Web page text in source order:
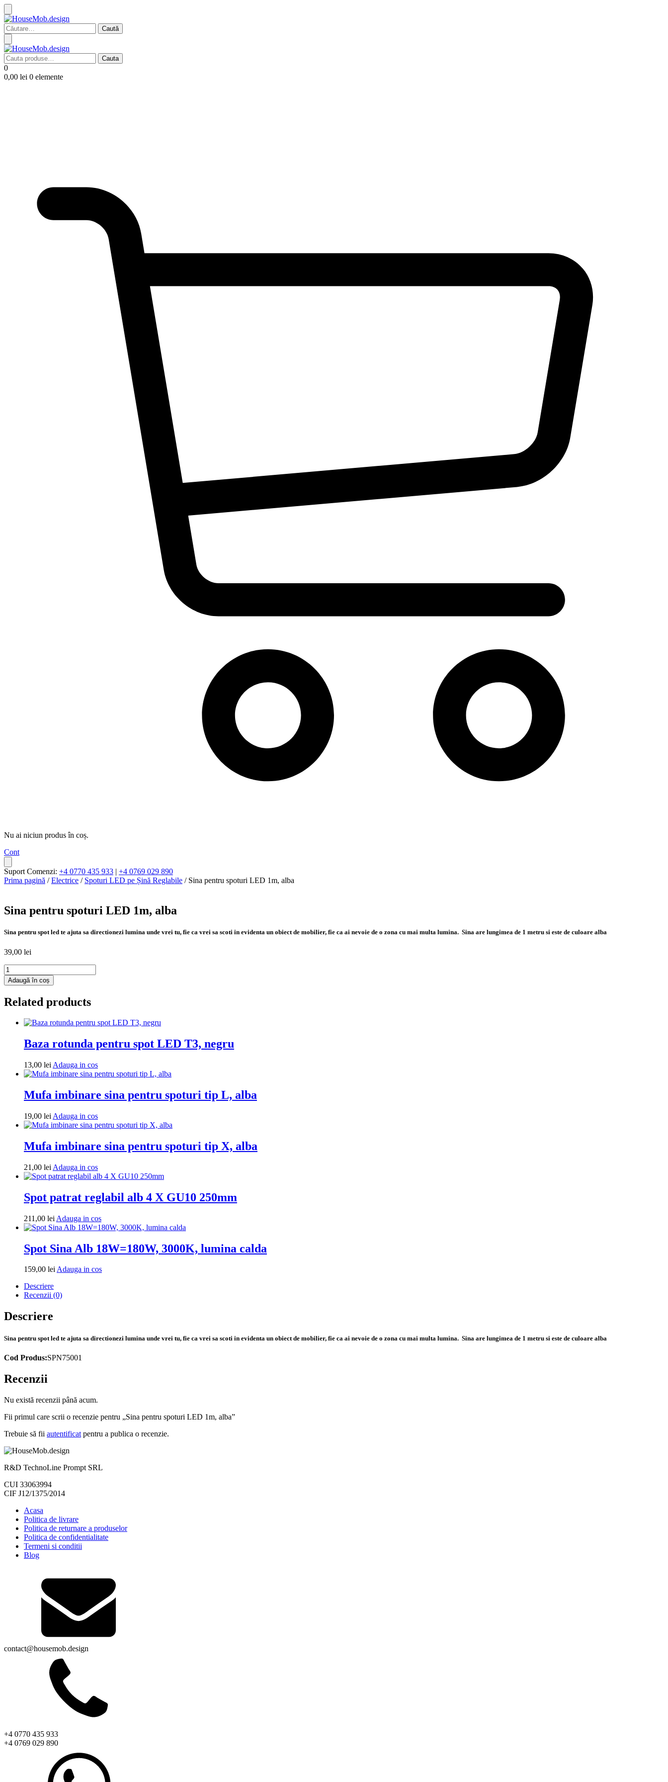
Caută
după:
Cauta
după:
Cauta
0
0,00 lei 0 elemente
Nu ai niciun produs în coș.
Cont
Suport Comenzi: +4 0770 435 933 | +4 0769 029 890
Prima pagină /Electrice / Spoturi LED pe Șină Reglabile / Sina pentru spoturi LED 1m, alba
Sina pentru spoturi LED 1m, alba
Sina pentru spot led te ajuta sa directionezi lumina unde vrei tu, fie ca vrei sa scoti in evidenta un obiect de mobilier, fie ca ai nevoie de o zona cu mai multa lumina. Sina are lungimea de 1 metru si este de culoare alba
39,00 lei
Cantitate
Sina
pentru
LED
alba
Adaugă în coș
Related products
Baza rotunda pentru spot LED T3, negru
13,00 lei Adauga in cosAdauga
in
Mufa imbinare sina pentru spoturi tip L, alba
19,00 lei Adauga in cosAdauga
in
Mufa imbinare sina pentru spoturi tip X, alba
21,00 lei Adauga in cosAdauga
in
Spot patrat reglabil alb 4 X GU10 250mm
211,00 lei Adauga in cosAdauga
in
Spot Sina Alb 18W=180W, 3000K, lumina calda
159,00 leiAdauga in cosAdauga
Descriere
Recenzii (0)
Descriere
Sina pentru spot led te ajuta sa directionezi lumina unde vrei tu, fie ca vrei sa scoti in evidenta un obiect de mobilier, fie ca ai nevoie de o zona cu mai multa lumina. Sina are lungimea de 1 metru si este de culoare alba
Cod Produs:SPN75001
Recenzii
Nu există recenzii până acum.
Fii primul care scrii o recenzie pentru „Sina pentru spoturi LED 1m, alba”
Trebuie să fii autentificat pentru a publica o recenzie.
R&D TechnoLine Prompt SRL
CUI 33063994
CIF J12/1375/2014
Acasa
Politica de livrare
Politica de returnare a produselor
Politica de confidentialitate
Termeni si conditii
Blog
contact@housemob.design
+4 0770 435 933
+4 0769 029 890